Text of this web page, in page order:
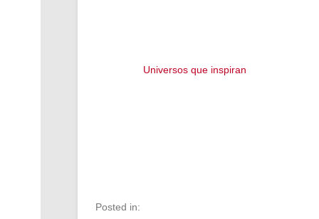
Posted in:
Universos que inspiran